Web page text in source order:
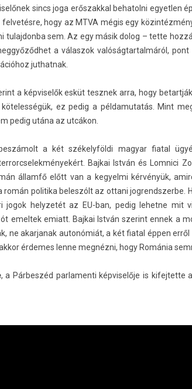
sincs joga erős­zakk­al be­hatol­ni egyetl­en
fel­vetés­re, hogy az MTVA mégis egy
tulaj­donba sem. Az egy másik dolog – tette
a válas­zok valóság­tartal­máról,
jut­hatnak.
a kép­viselők esküt tesznek arra, hogy
ez pedig a pél­damutatás. Mint
pedig utána az utcákon.
a két székelyföldi magyar fiat­al
Baj­kai István és Lom­nici
államfő előtt van a kegyel­mi kérvényük,
román politika be­les­zólt az ot­tani jog­rendszer­be.
jogok helyzetét az EU-ban, pedig lehet­ne mit
em­el­tek em­iatt. Baj­kai István szerint ennek a
ne akar­janak autonómiát, a két fiat­al éppen
érdemes lenne megnézni, hogy Románia
, a Párbeszéd par­lamen­ti kép­viselője is kifej­tette